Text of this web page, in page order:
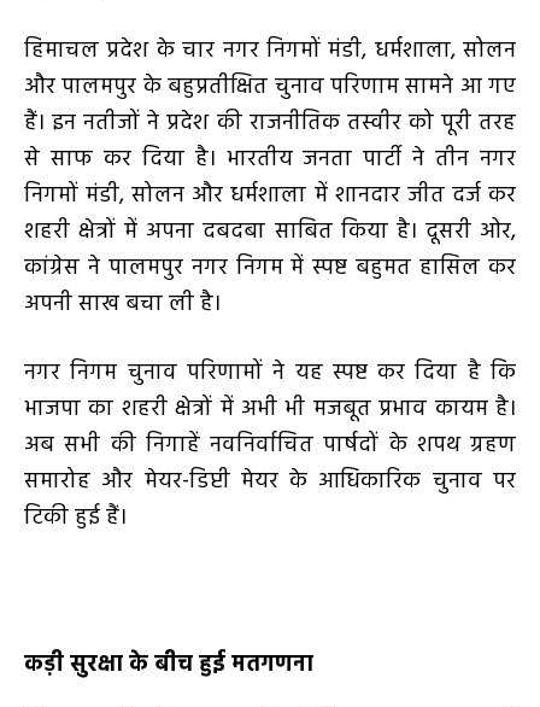
हिमाचल प्रदेश के चार नगर निगमों मंडी, धर्मशाला, सोलन
और पालमपुर के बहुप्रतीक्षित चुनाव परिणाम सामने आ गए
हैं। इन नतीजों ने प्रदेश की राजनीतिक तस्वीर को पूरी तरह
से साफ कर दिया है। भारतीय जनता पार्टी ने तीन नगर
निगमों मंडी,सोलन और धर्मशाला में शानदार जीत दर्ज कर
शहरी क्षेत्रों में अपना दबदबा साबित किया है। दूसरी ओर,
कांग्रेस ने पालमपुर नगर निगम में स्पष्ट बहुमत हासिल कर
अपनी साख बचा ली है।
नगर निगम चुनाव परिणामों ने यह स्पष्ट कर दिया है कि
भाजपा का शहरी क्षेत्रों में अभी भी मजबूत प्रभाव कायम है।
अब सभी की निगाहें नवनिर्वाचित पार्षदों के शपथ ग्रहण
समारोह और मेयर-डिप्टी मेयर के आधिकारिक चुनाव पर
टिकी हुई हैं।
कड़ी सुरक्षा के बीच हुई मतगणना